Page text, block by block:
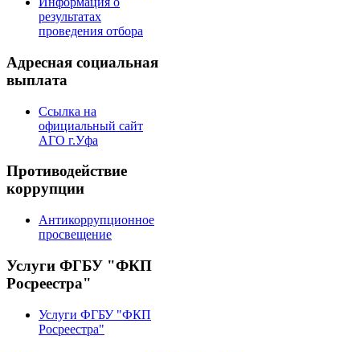
результатах
проведения отбора
Адресная социальная
выплата
Ссылка на
официальный сайт
АГО г.Уфа
Противодействие
коррупции
Антикоррупционное
просвещение
Услуги ФГБУ "ФКП
Росреестра"
Услуги ФГБУ "ФКП
Росреестра"